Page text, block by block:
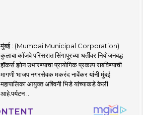
मुंबई : (Mumbai Municipal Corporation)
कुलाबा कॉजवे परिसरात सिंगापूरच्या धर्तीवर नियोजनबद्ध
हॉकर्स झोन उभारण्याचा प्रायोगिक प्रकल्प राबविण्याची
मागणी भाजप नगरसेवक मकरंद नार्वेकर यांनी मुंबई
महापालिका आयुक्त अश्विनी भिडे यांच्याकडे केली
आहे.पर्यटन ..